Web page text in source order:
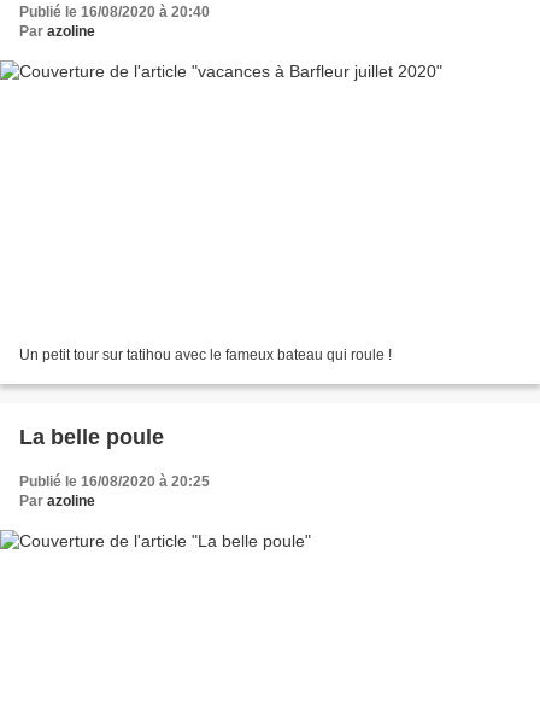
Publié le 16/08/2020 à 20:40
Par azoline
Un petit tour sur tatihou avec le fameux bateau qui roule !
La belle poule
Publié le 16/08/2020 à 20:25
Par azoline